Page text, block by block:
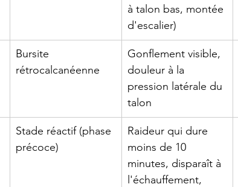
à talon bas, montée
d'escalier)
Bursite
rétrocalcanéenne
Gonflement visible,
douleur à la
pression latérale du
talon
Stade réactif (phase
précoce)
Raideur qui dure
moins de 10
minutes, disparaît à
l'échauffement,